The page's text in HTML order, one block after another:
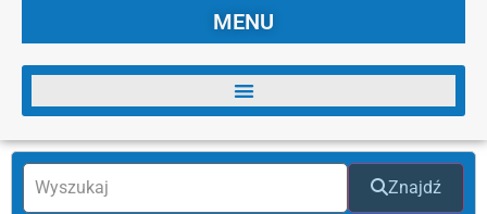
MENU
Znajdź